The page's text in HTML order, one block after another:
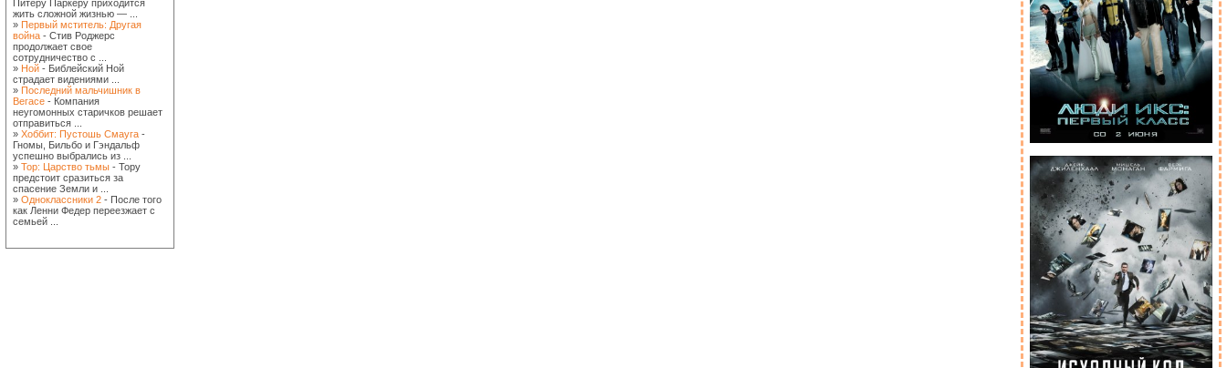
Питеру Паркеру приходится
жить сложной жизнью — ...
» Первый мститель: Другая
война - Стив Роджерс
продолжает свое
сотрудничество с ...
» Ной - Библейский Ной
страдает видениями ...
» Последний мальчишник в
Вегасе - Компания
неугомонных старичков решает
отправиться ...
» Хоббит: Пустошь Смауга -
Гномы, Бильбо и Гэндальф
успешно выбрались из ...
» Тор: Царство тьмы - Тору
предстоит сразиться за
спасение Земли и ...
» Одноклассники 2 - После того
как Ленни Федер переезжает с
семьей ...